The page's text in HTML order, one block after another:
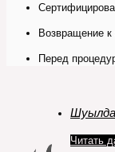
Возвращение
Перед
Читать